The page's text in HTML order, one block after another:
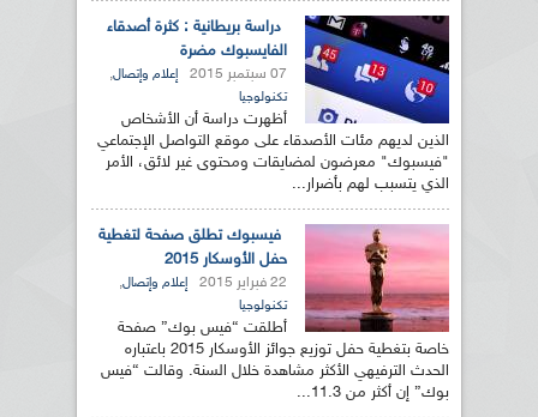
دراسة بريطانية : كثرة أصدقاء
الفايسبوك مضرة
07 سبتمبر 2015 إعلام وإتصال,
تكنولوجيا
أظهرت دراسة أن الأشخاص
الذين لديهم مئات الأصدقاء على موقع التواصل الإجتماعي
"فيسبوك" معرضون لمضايقات ومحتوى غير لائق، الأمر
الذي يتسبب لهم بأضرار...
فيسبوك تطلق صفحة لتغطية
حفل الأوسكار 2015
22 فبراير 2015 إعلام وإتصال,
تكنولوجيا
أطلقت “فيس بوك” صفحة
خاصة بتغطية حفل توزيع جوائز الأوسكار 2015 باعتباره
الحدث الترفيهي الأكثر مشاهدة خلال السنة. وقالت “فيس
بوك” إن أكثر من 11.3...